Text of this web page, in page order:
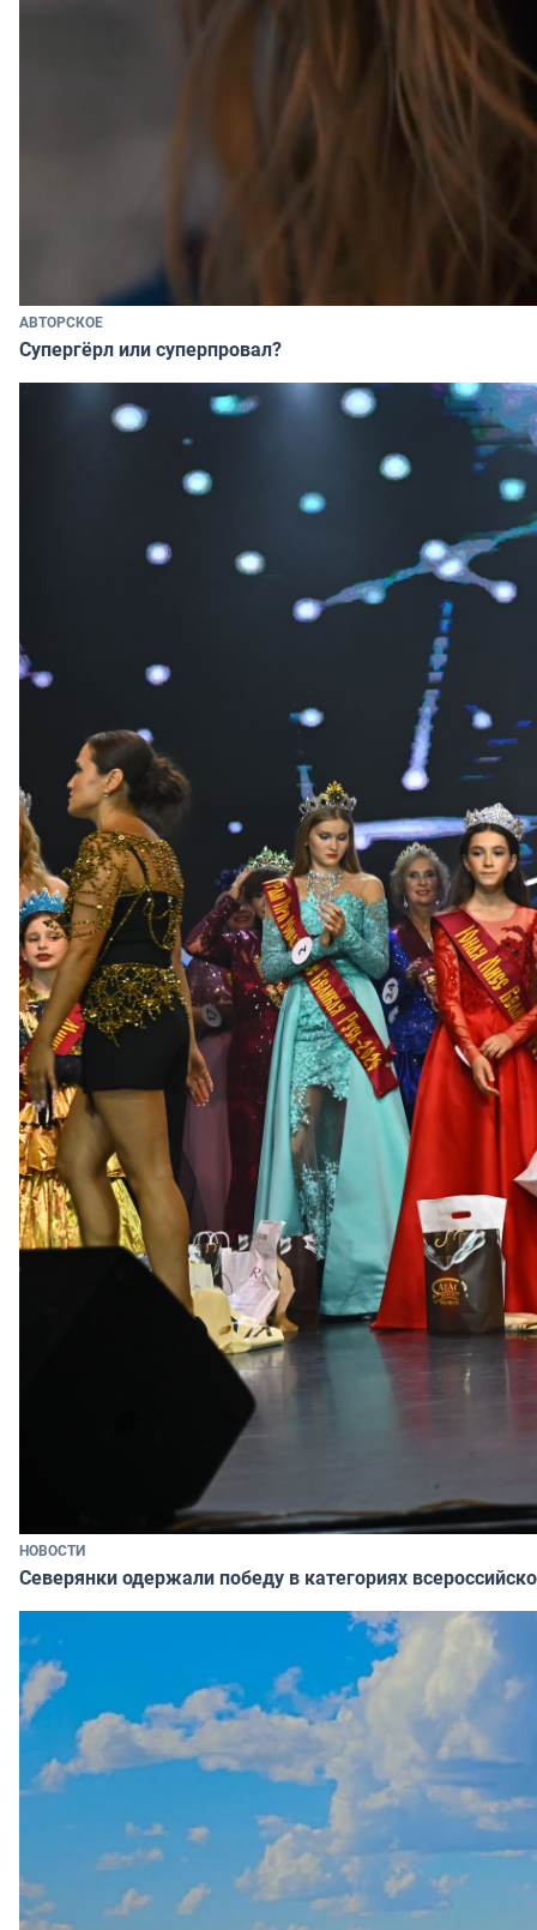
АВТОРСКОЕ
Супергёрл или суперпровал?
НОВОСТИ
Северянки одержали победу в категориях